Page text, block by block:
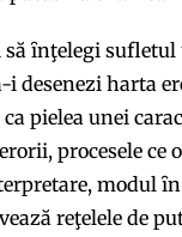
să ȋnţelegi
i desenezi harta
pielea unei
procesele ce
modul ȋn
reţelele de